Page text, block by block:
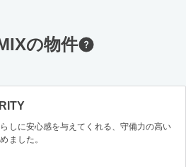
の物件
しに安心感を与えてくれる、守備力の高い
ました。